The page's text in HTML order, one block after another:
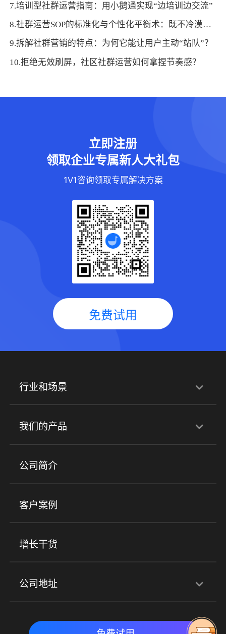
7.培训型社群运营指南：用小鹅通实现“边培训边交流”
8.社群运营SOP的标准化与个性化平衡术：既不冷漠也不混乱
9.拆解社群营销的特点：为何它能让用户主动“站队”？
10.拒绝无效刷屏，社区社群运营如何拿捏节奏感？
立即注册
领取企业专属新人大礼包
1V1咨询领取专属解决方案
免费试用
行业和场景
行业解决方案
培训机构 职业技能培训 兴趣培训
金融行业
心理机构
实时私域带货 数字化运营
我们的产品
产品
小程序商城 ERP 企微SCRM
社群圈子
公司简介
客户案例
增长干货
公司地址